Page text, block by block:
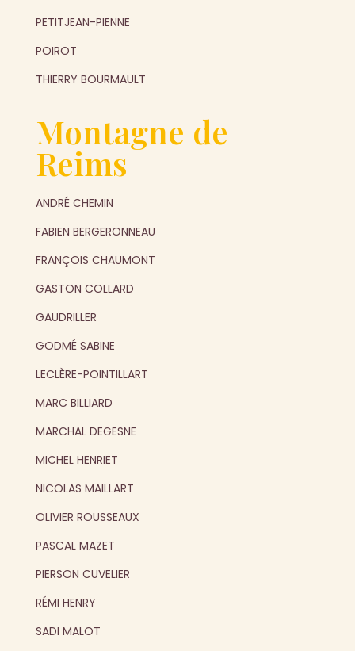
PETITJEAN-PIENNE
POIROT
THIERRY BOURMAULT
Montagne de
Reims
ANDRÉ CHEMIN
FABIEN BERGERONNEAU
FRANÇOIS CHAUMONT
GASTON COLLARD
GAUDRILLER
GODMÉ SABINE
LECLÈRE-POINTILLART
MARC BILLIARD
MARCHAL DEGESNE
MICHEL HENRIET
NICOLAS MAILLART
OLIVIER ROUSSEAUX
PASCAL MAZET
PIERSON CUVELIER
RÉMI HENRY
SADI MALOT